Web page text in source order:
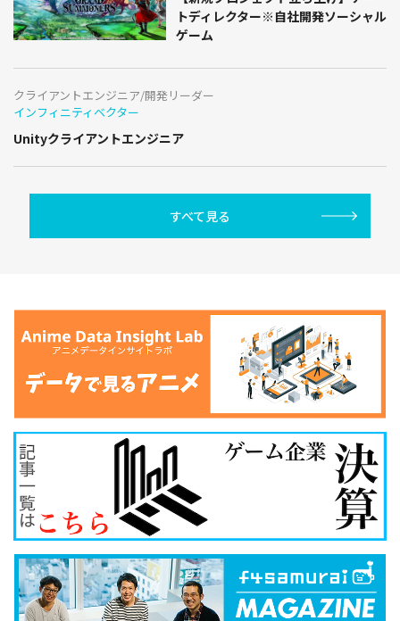
トディレクター※自社開発ソーシャル
ゲーム
クライアントエンジニア/開発リーダー
インフィニティベクター
Unityクライアントエンジニア
すべて見る